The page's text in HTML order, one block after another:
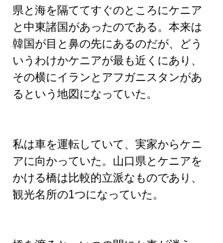
県と海を隔ててすぐのところにケニア
と中東諸国があったのである。本来は
韓国が目と鼻の先にあるのだが、どう
いうわけかケニアが最も近くにあり、
その横にイランとアフガニスタンがあ
るという地図になっていた。
私は車を運転していて、実家からケニ
アに向かっていた。山口県とケニアを
かける橋は比較的立派なものであり、
観光名所の1つになっていた。